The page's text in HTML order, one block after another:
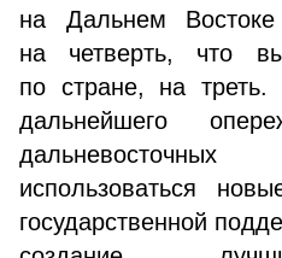
на Дальнем
на четверть, что
по стране, на треть.
дальнейшего
использоваться
государственной